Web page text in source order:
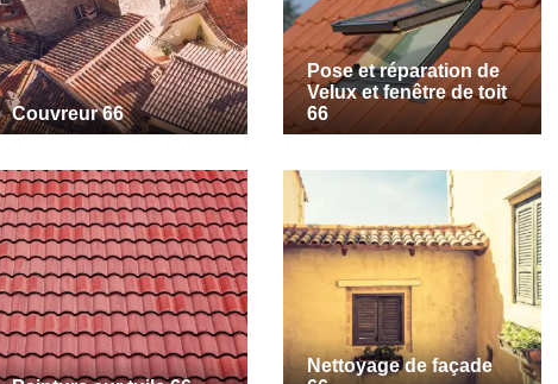
Couvreur 66
Pose et réparation de
Velux et fenêtre de toit
66
Nettoyage de façade